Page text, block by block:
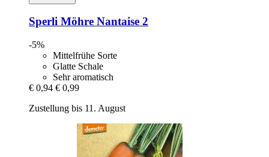
Sperli Möhre Nantaise 2
-5%
Mittelfrühe Sorte
Glatte Schale
Sehr aromatisch
€ 0,94 € 0,99
Zustellung bis 11. August